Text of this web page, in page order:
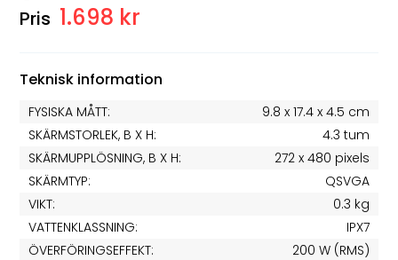
1.698 kr
Teknisk information
FYSISKA MÅTT:
9.8 x 17.4 x 4.5 cm
SKÄRMSTORLEK, B X H:
4.3 tum
SKÄRMUPPLÖSNING, B X H:
272 x 480 pixels
SKÄRMTYP:
QSVGA
VIKT:
0.3 kg
VATTENKLASSNING:
IPX7
ÖVERFÖRINGSEFFEKT:
200 W (RMS)